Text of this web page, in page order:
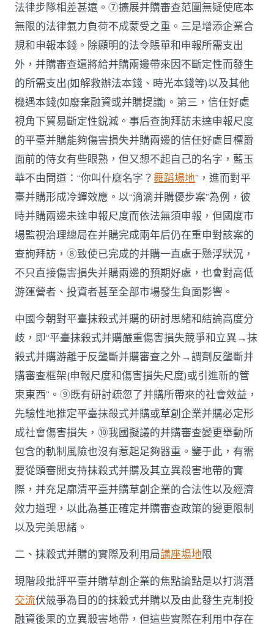
法律步隊相差甚遠。⑦擴展并購審查范圍無疑使底本
無限的法律氣力負荷不成蒙受之重。三是增添企業合
規和申報本錢。除顯明的法令賬單和申報所需支出
外，并購審查還將給并購兩邊帶來因不斷定性而發生
的所需支出(如解救辦法本錢、時光本錢等)以及其他
機遇本錢(如廢棄融資或并購提議)。第三，信任好處
視角下貿易斷定性銳減。事后查詢拜訪未達申報尺度
的平臺并購能夠傷害損失并購兩邊的信任好處目標爵
面前的侍女有些眼熟，但又想不起自己的名字，藍玉
華不由問道：“你叫什麼名字？舞蹈場地”，進而對平
臺并購形成冷蟬效應。以“滴滴并購優步案”為例，彼
時并購兩邊未達申報尺度而依法無須申報，但國度市
場監視治理總局在并購完成兩年后仍在重申對該案的
查詢拜訪，⑧致使已完成的并購一直處于懸浮狀況，
不只直接傷害損失并購兩邊的預期好處，也會對高低
游運營者、投資者甚至全部市場發生負面影響。
中國今朝對平臺抹殺式并購的研討思緒和結論高度分
歧，即“平臺抹殺式并購嚴重傷害損失競爭和立異→抹
殺式并購游離于反壟斷并購審查之外→調劑反壟斷并
購審查框架(申報尺度和傷害損失尺度)或引進新的管
束東西”。⑨既有研討疏忽了并購所帶來的社會效益，
先驗性地推定平臺抹殺式并購或草創企業并購必定形
成社會傷害損失，⑩我國擬議的并購審查變更舉動所
包含的軌制風險也沒有惹起足夠器重。鑒于此，有需
要從頭審閱支持抹殺式并購及其立異殺害地帶的實
際，并充足廓清平臺并購草創企業的合法性以及經濟
效力道理，以此為基正確定并購審查政策的變更限制
以及完美思緒。
二、抹殺式并購的實際及利用局講座場地限
現階段批評平臺并購草創企業的焦點論點是以打消潛
交流伏競爭為目的的抹殺式并購以及由此發生克制投
融資後果的立異殺害地帶，但這些實際在利用中存在